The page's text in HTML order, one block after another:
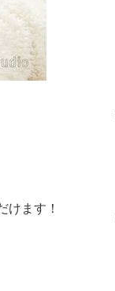
けます！